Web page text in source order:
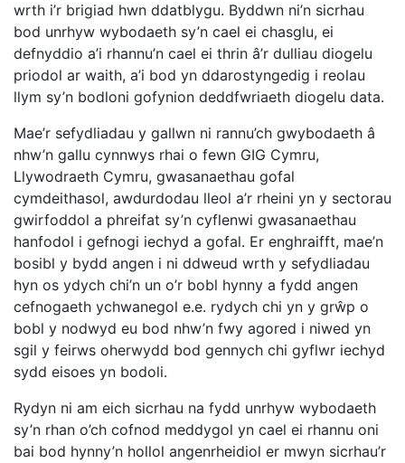
wrth i’r brigiad hwn ddatblygu. Byddwn ni’n sicrhau
bod unrhyw wybodaeth sy’n cael ei chasglu, ei
defnyddio a’i rhannu’n cael ei thrin â’r dulliau diogelu
priodol ar waith, a’i bod yn ddarostyngedig i reolau
llym sy’n bodloni gofynion deddfwriaeth diogelu data.
Mae’r sefydliadau y gallwn ni rannu’ch gwybodaeth â
nhw’n gallu cynnwys rhai o fewn GIG Cymru,
Llywodraeth Cymru, gwasanaethau gofal
cymdeithasol, awdurdodau lleol a’r rheini yn y sectorau
gwirfoddol a phreifat sy’n cyflenwi gwasanaethau
hanfodol i gefnogi iechyd a gofal. Er enghraifft, mae’n
bosibl y bydd angen i ni ddweud wrth y sefydliadau
hyn os ydych chi’n un o’r bobl hynny a fydd angen
cefnogaeth ychwanegol e.e. rydych chi yn y grŵp o
bobl y nodwyd eu bod nhw’n fwy agored i niwed yn
sgil y feirws oherwydd bod gennych chi gyflwr iechyd
sydd eisoes yn bodoli.
Rydyn ni am eich sicrhau na fydd unrhyw wybodaeth
sy’n rhan o’ch cofnod meddygol yn cael ei rhannu oni
bai bod hynny’n hollol angenrheidiol er mwyn sicrhau’r